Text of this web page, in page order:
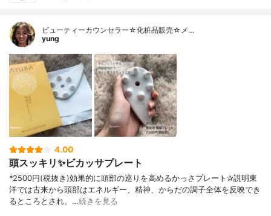
ビューティーカウンセラー☆化粧品販売☆メ…
yung
4.00
頭スッキリ✨ビカッサプレート
*⁡2500円(税抜き)⁡効果的に頭部の巡りを高めるかっさプレート⁡✰︎説明⁡東
洋では古来から頭部はエネルギー、精神、からだの調子全体を反映でき
るところとされ、…続きを見る